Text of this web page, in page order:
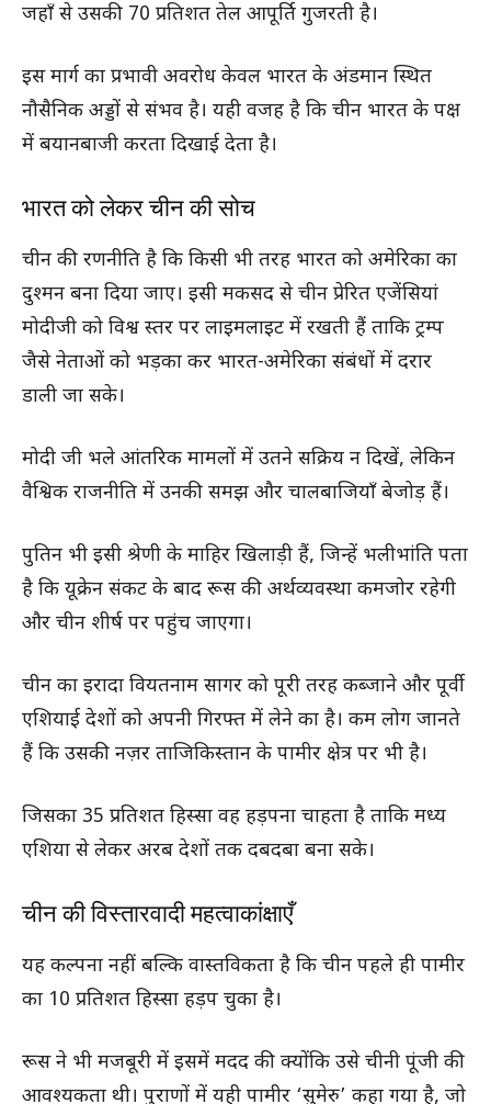
जहाँ से उसकी 70 प्रतिशत तेल आपूर्ति गुजरती है।
इस मार्ग का प्रभावी अवरोध केवल भारत के अंडमान स्थित
नौसैनिक अड्डों से संभव है। यही वजह है कि चीन भारत के पक्ष
में बयानबाजी करता दिखाई देता है।
भारत को लेकर चीन की सोच
चीन की रणनीति है कि किसी भी तरह भारत को अमेरिका का
दुश्मन बना दिया जाए। इसी मकसद से चीन प्रेरित एजेंसियां
मोदीजी को विश्व स्तर पर लाइमलाइट में रखती हैं ताकि ट्रम्प
जैसे नेताओं को भड़का कर भारत-अमेरिका संबंधों में दरार
डाली जा सके।
मोदी जी भले आंतरिक मामलों में उतने सक्रिय न दिखें, लेकिन
वैश्विक राजनीति में उनकी समझ और चालबाजियाँ बेजोड़ हैं।
पुतिन भी इसी श्रेणी के माहिर खिलाड़ी हैं, जिन्हें भलीभांति पता
है कि यूक्रेन संकट के बाद रूस की अर्थव्यवस्था कमजोर रहेगी
और चीन शीर्ष पर पहुंच जाएगा।
चीन का इरादा वियतनाम सागर को पूरी तरह कब्जाने और पूर्वी
एशियाई देशों को अपनी गिरफ्त में लेने का है। कम लोग जानते
हैं कि उसकी नज़र ताजिकिस्तान के पामीर क्षेत्र पर भी है।
जिसका 35 प्रतिशत हिस्सा वह हड़पना चाहता है ताकि मध्य
एशिया से लेकर अरब देशों तक दबदबा बना सके।
चीन की विस्तारवादी महत्वाकांक्षाएँ
यह कल्पना नहीं बल्कि वास्तविकता है कि चीन पहले ही पामीर
का 10 प्रतिशत हिस्सा हड़प चुका है।
रूस ने भी मजबूरी में इसमें मदद की क्योंकि उसे चीनी पूंजी की
आवश्यकता थी। पुराणों में यही पामीर ‘सुमेरु’ कहा गया है, जो